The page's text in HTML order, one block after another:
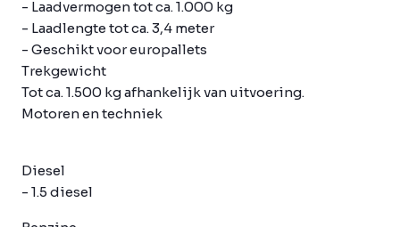
- Laadvermogen tot ca. 1.000 kg
- Laadlengte tot ca. 3,4 meter
- Geschikt voor europallets
Trekgewicht
Tot ca. 1.500 kg afhankelijk van uitvoering.
Motoren en techniek
Diesel
- 1.5 diesel